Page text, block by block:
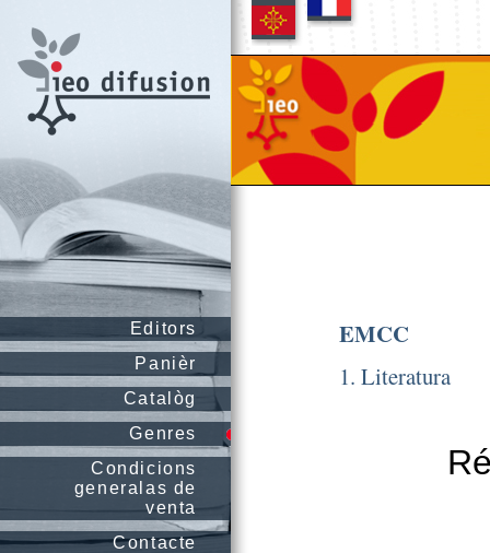
Editors
Panièr
Catalòg
Genres
Condicions
generalas de
venta
Contacte
EMCC
1. Literatura